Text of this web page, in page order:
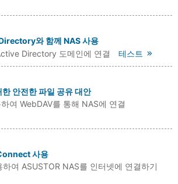
와 함께 NAS 사용
Directory 도메인에 연결
테스트
안전한 파일 공유 대안
여 WebDAV를 통해 NAS에 연결
사용
여 ASUSTOR NAS를 인터넷에 연결하기